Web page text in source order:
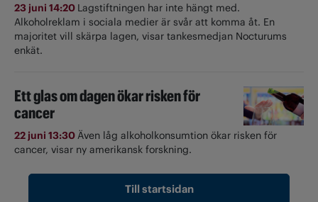
23 juni 14:20 Lagstiftningen har inte hängt med.
Alkoholreklam i sociala medier är svår att komma åt. En
majoritet vill skärpa lagen, visar tankesmedjan Nocturums
enkät.
Ett glas om dagen ökar risken för
cancer
22 juni 13:30Även låg alkoholkonsumtion ökar risken för
cancer, visar ny amerikansk forskning.
Till startsidan